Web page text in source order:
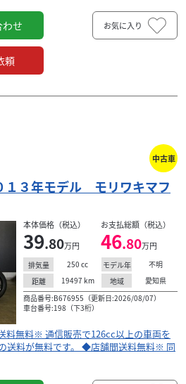
せ
頼
お気に入り
中古車
３年モデル モリワキマフ
本体価格（税込）
39.80万円
お支払総額（税込）
46.80万円
排気量 250 cc モデル年
不明
距離
19497 km 地域
愛知県
商品番号:B676955（更新日:2026/08/07）
車台番号:198（下3桁）
無料※ 通信販売で126cc以上の車両を
送料が無料です。 ◆店舗間送料無料※ 同